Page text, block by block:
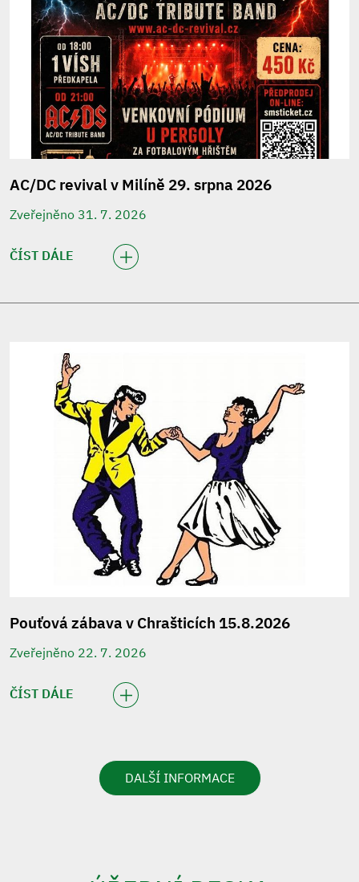
AC/DC revival v Milíně 29. srpna 2026
Zveřejněno 31. 7. 2026
ČÍST DÁLE
Pouťová zábava v Chrašticích 15.8.2026
Zveřejněno 22. 7. 2026
ČÍST DÁLE
DALŠÍ INFORMACE